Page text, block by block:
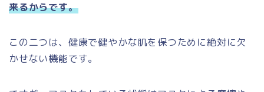
来るからです。
この二つは、健康で健やかな肌を保つために絶対に欠
かせない機能です。